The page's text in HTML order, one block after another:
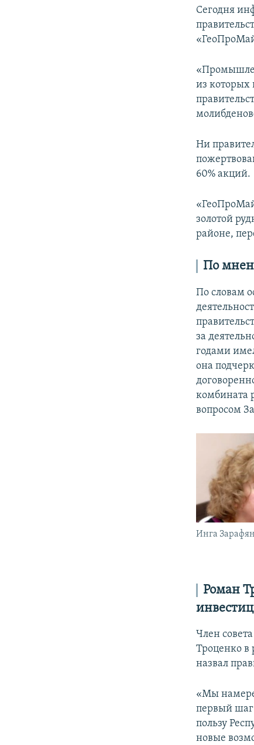
Сегодня
из которых
Ни
60% акций.
золотой
районе,
По
По словам
за
годами
она
комбината
вопросом
Инга Зарафян
Роман
Член
Троценко в
назвал
«Мы
первый шаг
пользу
новые